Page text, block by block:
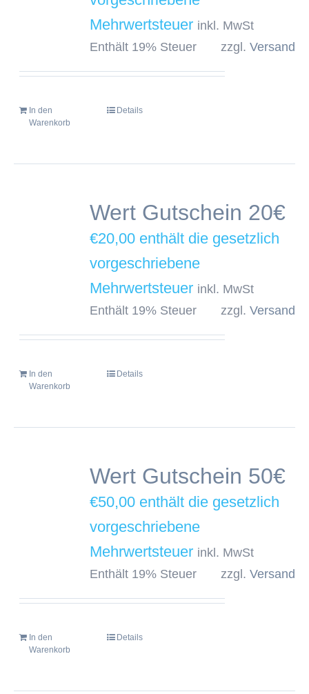
inkl. MwSt
Enthält 19% Steuer zzgl. Versand
In den
Warenkorb
Details
Wert Gutschein 20€
€20,00
inkl. MwSt
Enthält 19% Steuer zzgl. Versand
In den
Warenkorb
Details
Wert Gutschein 50€
€50,00
inkl. MwSt
Enthält 19% Steuer zzgl. Versand
In den
Warenkorb
Details